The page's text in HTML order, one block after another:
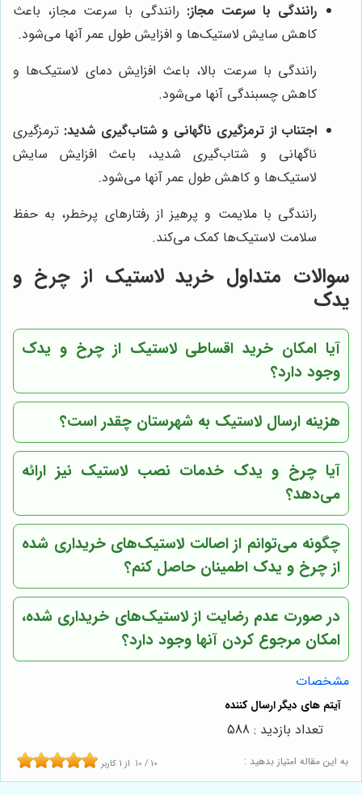
رانندگی با سرعت مجاز: رانندگی با سرعت مجاز، باعث
کاهش سایش لاستیک‌ها و افزایش طول عمر آنها می‌شود.
رانندگی با سرعت بالا، باعث افزایش دمای لاستیک‌ها و
کاهش چسبندگی آنها می‌شود.
اجتناب از ترمزگیری ناگهانی و شتاب‌گیری شدید: ترمزگیری
ناگهانی و شتاب‌گیری شدید، باعث افزایش سایش
لاستیک‌ها و کاهش طول عمر آنها می‌شود.
رانندگی با ملایمت و پرهیز از رفتارهای پرخطر، به حفظ
سلامت لاستیک‌ها کمک می‌کند.
سوالات متداول خرید لاستیک از چرخ و
یدک
آیا امکان خرید اقساطی لاستیک از چرخ و یدک
وجود دارد؟
هزینه ارسال لاستیک به شهرستان چقدر است؟
آیا چرخ و یدک خدمات نصب لاستیک نیز ارائه
می‌دهد؟
چگونه می‌توانم از اصالت لاستیک‌های خریداری شده
از چرخ و یدک اطمینان حاصل کنم؟
در صورت عدم رضایت از لاستیک‌های خریداری شده،
امکان مرجوع کردن آنها وجود دارد؟
مشخصات
به این مقاله امتیاز بدهید : 10 / 10 از 1 کاربر
تعداد بازدید : 588